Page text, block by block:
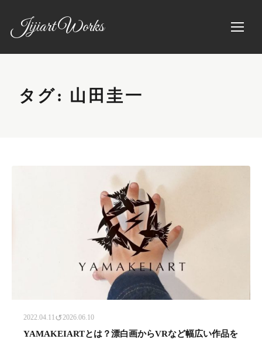
Jijiart Works
タグ: 山田圭一
2022.04.11↺2026.06.10
YAMAKEIARTとは？漂白画からVRなど幅広い作品を